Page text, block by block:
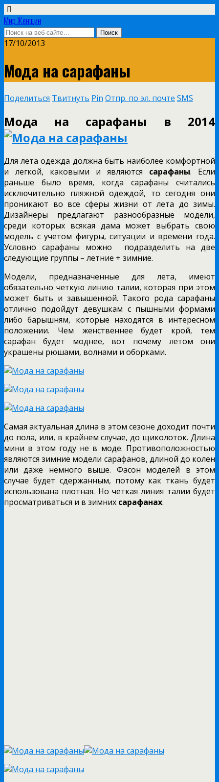
Мир Женщин
17/10/2013
Мода на сарафаны
Поделиться Твитнуть Pin Отпр. по эл. почте SMS
Мода на сарафаны в 2014
Для лета одежда должна быть наиболее комфортной
и легкой, каковыми и являются сарафаны. Если
раньше было время, когда сарафаны считались
исключительно пляжной одеждой, то сегодня они
проникают во все сферы жизни от лета до зимы.
Дизайнеры предлагают разнообразные модели,
среди которых всякая дама может выбрать свою
модель с учетом фигуры, ситуации и времени года.
Условно сарафаны можно подразделить на две
следующие группы – летние + зимние.
Модели, предназначенные для лета, имеют
обязательно четкую линию талии, которая при этом
может быть и завышенной. Такого рода сарафаны
отлично подойдут девушкам с пышными формами
либо барышням, которые находятся в интересном
положении. Чем женственнее будет крой, тем
сарафан будет моднее, вот почему летом они
украшены рюшами, волнами и оборками.
Самая актуальная длина в этом сезоне доходит почти
до пола, или, в крайнем случае, до щиколоток. Длина
мини в этом году не в моде. Противоположностью
являются зимние модели сарафанов, длиной до колен
или даже немного выше. Фасон моделей в этом
случае будет сдержанным, потому как ткань будет
использована плотная. Но четкая линия талии будет
просматриваться и в зимних сарафанах.